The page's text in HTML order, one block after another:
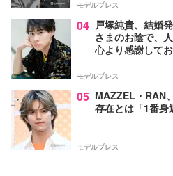
モデルプレス
04 戸塚純貴、結婚
さまのお陰で、
心より感謝して
モデルプレス
05 MAZZEL・RAN
存在とは「1番身
モデルプレス